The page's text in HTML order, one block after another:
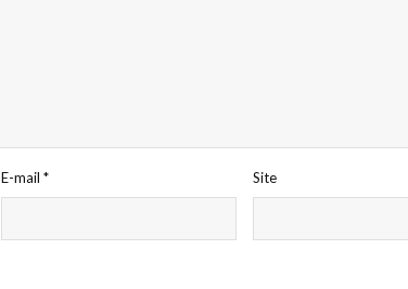
E-mail* Site